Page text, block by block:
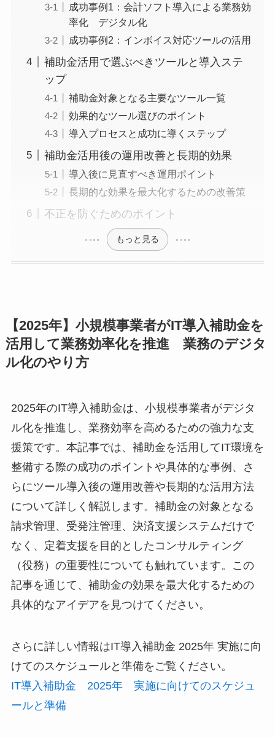
成功事例1：会計ソフト導入による業務効
率化 デジタル化
成功事例2：インボイス対応ツールの活用
補助金活用で選ぶべきツールと導入ステ
ップ
補助金対象となる主要なツール一覧
効果的なツール選びのポイント
導入プロセスと成功に導くステップ
補助金活用後の運用改善と長期的効果
導入後に見直すべき運用ポイント
長期的な効果を最大化するための改善策
不正を防ぐためのポイント
もっと見る
【2025年】小規模事業者がIT導入補助金を
活用して業務効率化を推進 業務のデジタ
ル化のやり方
2025年のIT導入補助金は、小規模事業者がデジタ
ル化を推進し、業務効率を高めるための強力な支
援策です。本記事では、補助金を活用してIT環境を
整備する際の成功のポイントや具体的な事例、さ
らにツール導入後の運用改善や長期的な活用方法
について詳しく解説します。補助金の対象となる
請求管理、受発注管理、決済支援システムだけで
なく、定着支援を目的としたコンサルティング
（役務）の重要性についても触れています。この
記事を通じて、補助金の効果を最大化するための
具体的なアイデアを見つけてください。
さらに詳しい情報はIT導入補助金 2025年 実施に向
けてのスケジュールと準備をご覧ください。
IT導入補助金 2025年 実施に向けてのスケジュ
ールと準備